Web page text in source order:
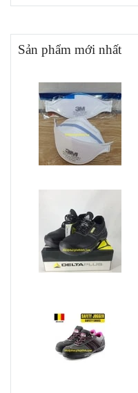
Sản phẩm mới nhất